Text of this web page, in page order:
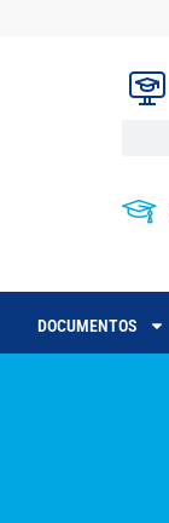
DOCUMENTOS